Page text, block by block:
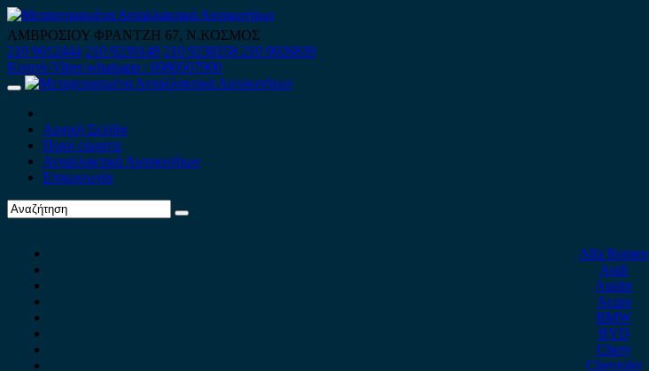
Skip
to
content
ΑΜΒΡΟΣΙΟΥ ΦΡΑΝΤΖΗ 67, Ν.ΚΟΣΜΟΣ
210 9012444 210 9239148 210 9238158 210 9026839
Κινητό-Viber-whatsapp : 6980507900
Primary
Αρχική Σελίδα
Ποιοί είμαστε
Ανταλλακτικά Αυτοκινήτων
Επικοινωνία
Alfa Romeo
Audi
Austin
Acura
BMW
BYD
Chery
Chevrolet